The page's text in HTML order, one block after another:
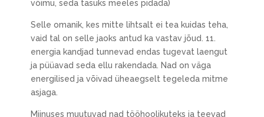
võimu, seda tasuks meeles pidada)
Selle omanik, kes mitte lihtsalt ei tea kuidas teha,
vaid tal on selle jaoks antud ka vastav jõud. 11.
energia kandjad tunnevad endas tugevat laengut
ja püüavad seda ellu rakendada. Nad on väga
energilised ja võivad üheaegselt tegeleda mitme
asjaga.
Miinuses muutuvad nad tööhoolikuteks ja teevad